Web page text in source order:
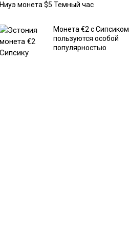
Ниуэ монета $5 Темный час
Монета €2 с Сипсиком
пользуются особой
популярностью